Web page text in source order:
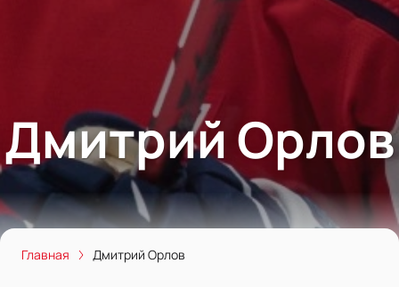
Дмитрий Орлов
Главная Дмитрий Орлов